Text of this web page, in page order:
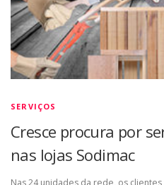
SERVIÇOS
Cresce procura por
nas lojas Sodimac